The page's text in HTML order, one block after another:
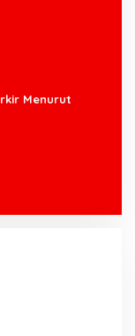
Menurut